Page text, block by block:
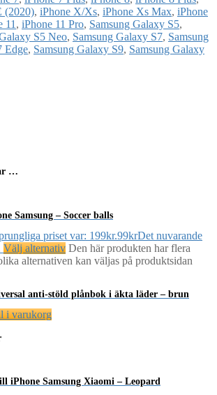
(2020), iPhone X/Xs, iPhone Xs Max, iPhone
11 , iPhone 11 Pro, Samsung Galaxy S5,
S5 Neo, Samsung Galaxy S7, Samsung
Edge, Samsung Galaxy S9, Samsung Galaxy
…
Samsung – Soccer balls
priset var: 199kr.99krDet nuvarande
Välj alternativ Den här produkten har flera
alternativen kan väljas på produktsidan
anti-stöld plånbok i äkta läder – brun
i varukorg
iPhone Samsung Xiaomi – Leopard